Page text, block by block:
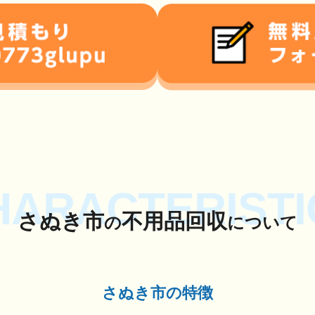
さぬき市の不用品回収について
さぬき市の特徴